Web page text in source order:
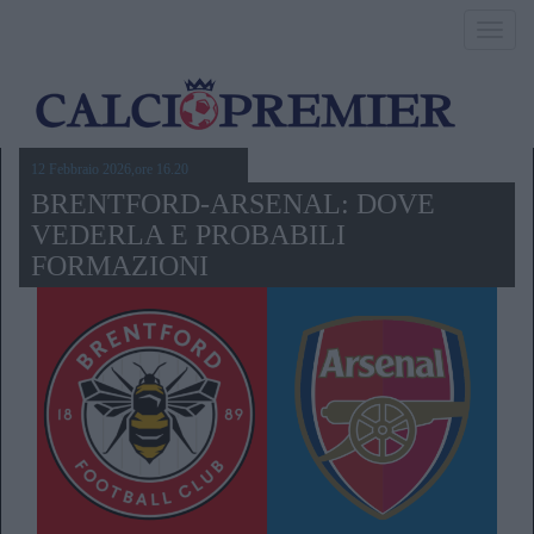
12 Febbraio 2026,ore 16.20
BRENTFORD-ARSENAL: DOVE
VEDERLA E PROBABILI
FORMAZIONI